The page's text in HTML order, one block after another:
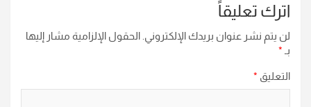
اترك تعليقاً
لن يتم نشر عنوان بريدك الإلكتروني. الحقول الإلزامية مشار إليها
بـ *
التعليق *